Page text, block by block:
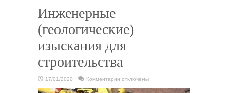
Инженерные
(геологические)
изыскания для
строительства
17/01/2020 Комментарии
Инженерные
отключены